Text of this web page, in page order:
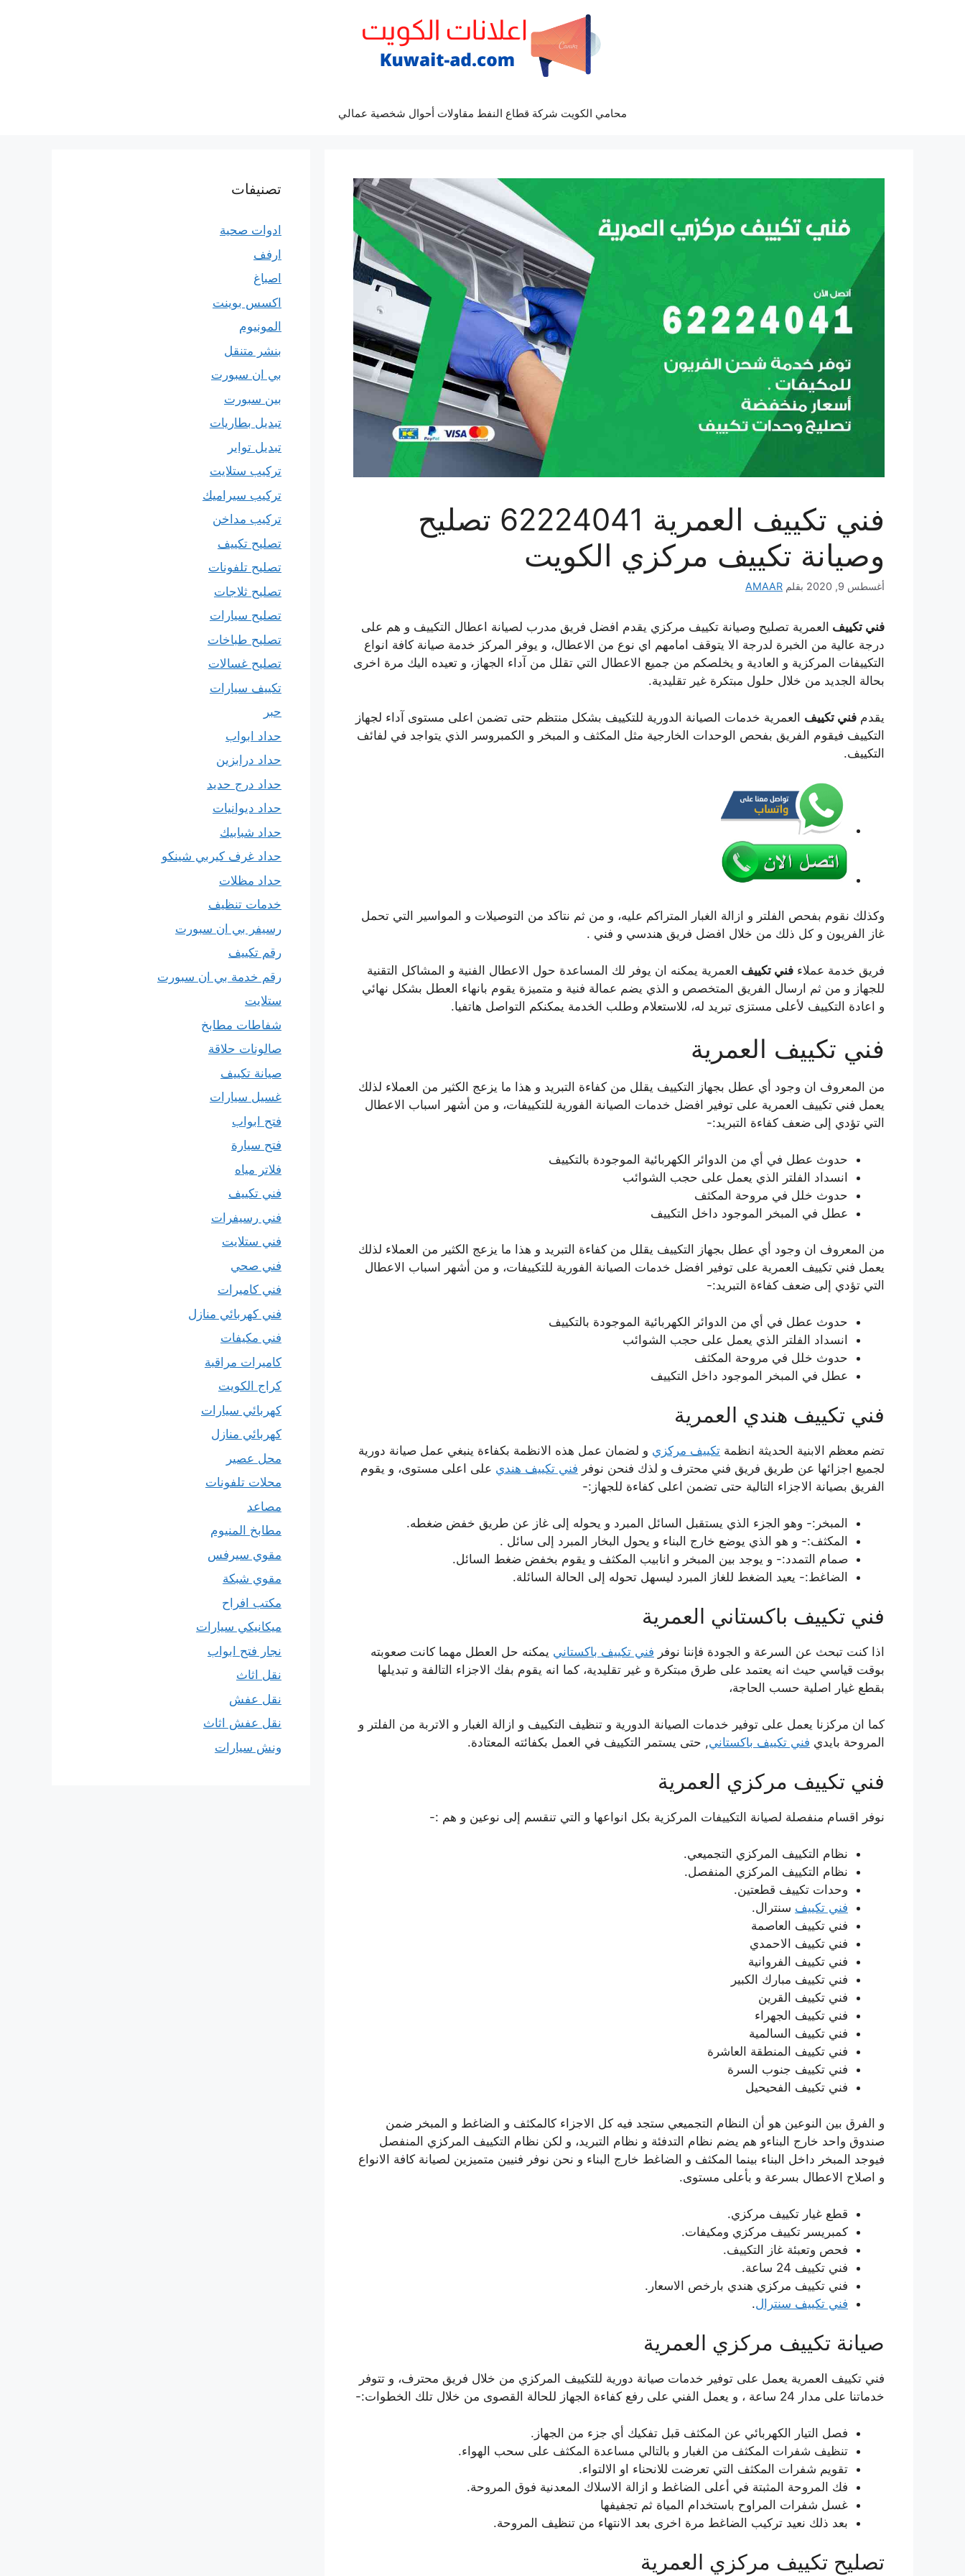
محامي الكويت شركة قطاع النفط مقاولات أحوال شخصية عمالي
فني تكييف العمرية 62224041 تصليح
وصيانة تكييف مركزي الكويت
أغسطس 9, 2020 بقلم AMAAR
فني تكييف العمرية تصليح وصيانة تكييف مركزي يقدم افضل فريق مدرب لصيانة اعطال التكييف و هم على
درجة عالية من الخبرة لدرجة الا يتوقف امامهم اي نوع من الاعطال، و يوفر المركز خدمة صيانة كافة انواع
التكييفات المركزية و العادية و يخلصكم من جميع الاعطال التي تقلل من آداء الجهاز، و تعيده اليك مرة اخرى
بحالة الجديد من خلال حلول مبتكرة غير تقليدية.
يقدم فني تكييف العمرية خدمات الصيانة الدورية للتكييف بشكل منتظم حتى تضمن اعلى مستوى آداء لجهاز
التكييف فيقوم الفريق بفحص الوحدات الخارجية مثل المكثف و المبخر و الكمبروسر الذي يتواجد في لفائف
التكييف.
وكذلك نقوم بفحص الفلتر و ازالة الغبار المتراكم عليه، و من ثم نتاكد من التوصيلات و المواسير التي تحمل
غاز الفريون و كل ذلك من خلال افضل فريق هندسي و فني .
فريق خدمة عملاء فني تكييف العمرية يمكنه ان يوفر لك المساعدة حول الاعطال الفنية و المشاكل التقنية
للجهاز و من ثم ارسال الفريق المتخصص و الذي يضم عمالة فنية و متميزة يقوم بانهاء العطل بشكل نهائي
و اعادة التكييف لأعلى مستزى تبريد له، للاستعلام وطلب الخدمة يمكنكم التواصل هاتفيا.
فني تكييف العمرية
من المعروف ان وجود أي عطل بجهاز التكييف يقلل من كفاءة التبريد و هذا ما يزعج الكثير من العملاء لذلك
يعمل فني تكييف العمرية على توفير افضل خدمات الصيانة الفورية للتكييفات، و من أشهر اسباب الاعطال
التي تؤدي إلى ضعف كفاءة التبريد:-
حدوث عطل في أي من الدوائر الكهربائية الموجودة بالتكييف
انسداد الفلتر الذي يعمل على حجب الشوائب
حدوث خلل في مروحة المكثف
عطل في المبخر الموجود داخل التكييف
من المعروف ان وجود أي عطل بجهاز التكييف يقلل من كفاءة التبريد و هذا ما يزعج الكثير من العملاء لذلك
يعمل فني تكييف العمرية على توفير افضل خدمات الصيانة الفورية للتكييفات، و من أشهر اسباب الاعطال
التي تؤدي إلى ضعف كفاءة التبريد:-
حدوث عطل في أي من الدوائر الكهربائية الموجودة بالتكييف
انسداد الفلتر الذي يعمل على حجب الشوائب
حدوث خلل في مروحة المكثف
عطل في المبخر الموجود داخل التكييف
فني تكييف هندي العمرية
تضم معظم الابنية الحديثة انظمة تكييف مركزي و لضمان عمل هذه الانظمة بكفاءة ينبغي عمل صيانة دورية
لجميع اجزائها عن طريق فريق فني محترف و لذك فنحن نوفر فني تكييف هندي على اعلى مستوى، و يقوم
الفريق بصيانة الاجزاء التالية حتى تضمن اعلى كفاءة للجهاز:-
المبخر:- وهو الجزء الذي يستقبل السائل المبرد و يحوله إلى غاز عن طريق خفض ضغطه.
المكثف:- و هو الذي يوضع خارج البناء و يحول البخار المبرد إلى سائل .
صمام التمدد:- و يوجد بين المبخر و انابيب المكثف و يقوم بخفض ضغط السائل.
الضاغط:- يعيد الضغط للغاز المبرد ليسهل تحوله إلى الحالة السائلة.
فني تكييف باكستاني العمرية
اذا كنت تبحث عن السرعة و الجودة فإننا نوفر فني تكييف باكستاني يمكنه حل العطل مهما كانت صعوبته
بوقت قياسي حيث انه يعتمد على طرق مبتكرة و غير تقليدية، كما انه يقوم بفك الاجزاء التالفة و تبديلها
بقطع غيار اصلية حسب الحاجة،
كما ان مركزنا يعمل على توفير خدمات الصيانة الدورية و تنظيف التكييف و ازالة الغبار و الاتربة من الفلتر و
المروحة بايدي فني تكييف باكستاني, حتى يستمر التكييف في العمل بكفائته المعتادة.
فني تكييف مركزي العمرية
نوفر اقسام منفصلة لصيانة التكييفات المركزية بكل انواعها و التي تنقسم إلى نوعين و هم :-
نظام التكييف المركزي التجميعي.
نظام التكييف المركزي المنفصل.
وحدات تكييف قطعتين.
فني تكييف سنترال.
فني تكييف العاصمة
فني تكييف الاحمدي
فني تكييف الفروانية
فني تكييف مبارك الكبير
فني تكييف القرين
فني تكييف الجهراء
فني تكييف السالمية
فني تكييف المنطقة العاشرة
فني تكييف جنوب السرة
فني تكييف الفحيحيل
و الفرق بين النوعين هو أن النظام التجميعي ستجد فيه كل الاجزاء كالمكثف و الضاغط و المبخر ضمن
صندوق واحد خارج البناءو هم يضم نظام التدفئة و نظام التبريد، و لكن نظام التكييف المركزي المنفصل
فيوجد المبخر داخل البناء بينما المكثف و الضاغط خارج البناء و نحن نوفر فنيين متميزين لصيانة كافة الانواع
و اصلاح الاعطال بسرعة و بأعلى مستوى.
قطع غيار تكييف مركزي.
كمبريسر تكييف مركزي ومكيفات.
فحص وتعبئة غاز التكييف.
فني تكييف 24 ساعة.
فني تكييف مركزي هندي بارخص الاسعار.
فني تكييف سنترال.
صيانة تكييف مركزي العمرية
فني تكييف العمرية يعمل على توفير خدمات صيانة دورية للتكييف المركزي من خلال فريق محترف، و تتوفر
خدماتنا على مدار 24 ساعة ، و يعمل الفني على رفع كفاءة الجهاز للحالة القصوى من خلال تلك الخطوات:-
فصل التيار الكهربائي عن المكثف قبل تفكيك أي جزء من الجهاز.
تنظيف شفرات المكثف من الغبار و بالتالي مساعدة المكثف على سحب الهواء.
تقويم شفرات المكثف التي تعرضت للانحناء او الالتواء.
فك المروحة المثبتة في أعلى الضاغط و ازالة الاسلاك المعدنية فوق المروحة.
غسل شفرات المراوح باستخدام المياة ثم تجفيفها
بعد ذلك نعيد تركيب الضاغط مرة اخرى بعد الانتهاء من تنظيف المروحة.
تصليح تكييف مركزي العمرية
تصنيفات
ادوات صحية
ارفف
اصباغ
اكسس بوينت
المونيوم
بنشر متنقل
بي ان سبورت
بين سبورت
تبديل بطاريات
تبديل تواير
تركيب ستلايت
تركيب سيراميك
تركيب مداخن
تصليح تكييف
تصليح تلفونات
تصليح ثلاجات
تصليح سيارات
تصليح طباخات
تصليح غسالات
تكييف سيارات
حبر
حداد ابواب
حداد درابزين
حداد درج حديد
حداد ديوانيات
حداد شبابيك
حداد غرف كيربي شينكو
حداد مظلات
خدمات تنظيف
رسيفر بي ان سبورت
رقم تكييف
رقم خدمة بي ان سبورت
ستلايت
شفاطات مطابخ
صالونات حلاقة
صيانة تكييف
غسيل سيارات
فتح ابواب
فتح سيارة
فلاتر مياه
فني تكييف
فني رسيفرات
فني ستلايت
فني صحي
فني كاميرات
فني كهربائي منازل
فني مكيفات
كاميرات مراقبة
كراج الكويت
كهربائي سيارات
كهربائي منازل
محل عصير
محلات تلفونات
مصاعد
مطابخ المنيوم
مقوي سيرفس
مقوي شبكة
مكتب افراح
ميكانيكي سيارات
نجار فتح ابواب
نقل اثاث
نقل عفش
نقل عفش اثاث
ونش سيارات